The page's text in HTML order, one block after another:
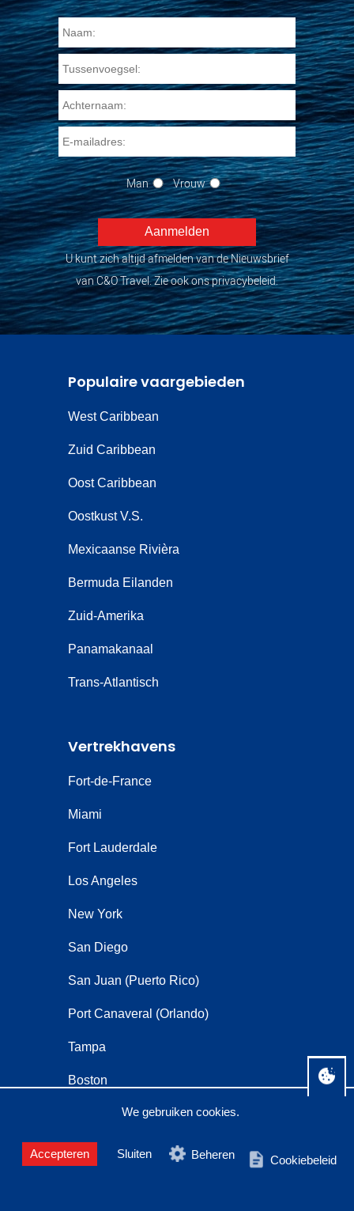
Man Vrouw
U kunt zich altijd afmelden van de Nieuwsbrief
van C&O Travel. Zie ook ons privacybeleid.
Populaire vaargebieden
West Caribbean
Zuid Caribbean
Oost Caribbean
Oostkust V.S.
Mexicaanse Rivièra
Bermuda Eilanden
Zuid-Amerika
Panamakanaal
Trans-Atlantisch
Vertrekhavens
Fort-de-France
Miami
Fort Lauderdale
Los Angeles
New York
San Diego
San Juan (Puerto Rico)
Port Canaveral (Orlando)
Tampa
Boston
Cape Liberty (New York)
Buenos Aires
We gebruiken cookies.
Accepteren Sluiten Beheren Cookiebeleid